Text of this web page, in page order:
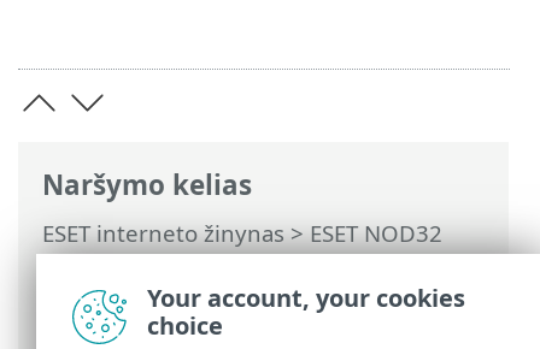
Naršymo kelias
ESET interneto žinynas>ESET NOD32
Antivirus>Išplėstinis nustatymas>
Nuskaitymai>Išimtys>Aptikimo išimtys
> Aptikimo išimčių kūrimo vedlys vedlį
Your account, your cookies
choice